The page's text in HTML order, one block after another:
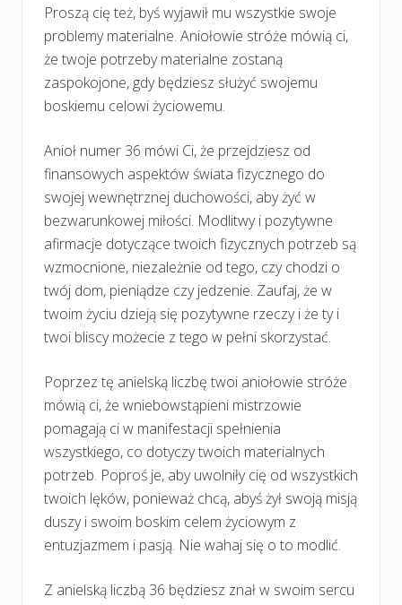
Proszą cię też, byś wyjawił mu wszystkie swoje
problemy materialne. Aniołowie stróże mówią ci,
że twoje potrzeby materialne zostaną
zaspokojone, gdy będziesz służyć swojemu
boskiemu celowi życiowemu.
Anioł numer 36 mówi Ci, że przejdziesz od
finansowych aspektów świata fizycznego do
swojej wewnętrznej duchowości, aby żyć w
bezwarunkowej miłości. Modlitwy i pozytywne
afirmacje dotyczące twoich fizycznych potrzeb są
wzmocnione, niezależnie od tego, czy chodzi o
twój dom, pieniądze czy jedzenie. Zaufaj, że w
twoim życiu dzieją się pozytywne rzeczy i że ty i
twoi bliscy możecie z tego w pełni skorzystać.
Poprzez tę anielską liczbę twoi aniołowie stróże
mówią ci, że wniebowstąpieni mistrzowie
pomagają ci w manifestacji spełnienia
wszystkiego, co dotyczy twoich materialnych
potrzeb. Poproś je, aby uwolniły cię od wszystkich
twoich lęków, ponieważ chcą, abyś żył swoją misją
duszy i swoim boskim celem życiowym z
entuzjazmem i pasją. Nie wahaj się o to modlić.
Z anielską liczbą 36 będziesz znał w swoim sercu